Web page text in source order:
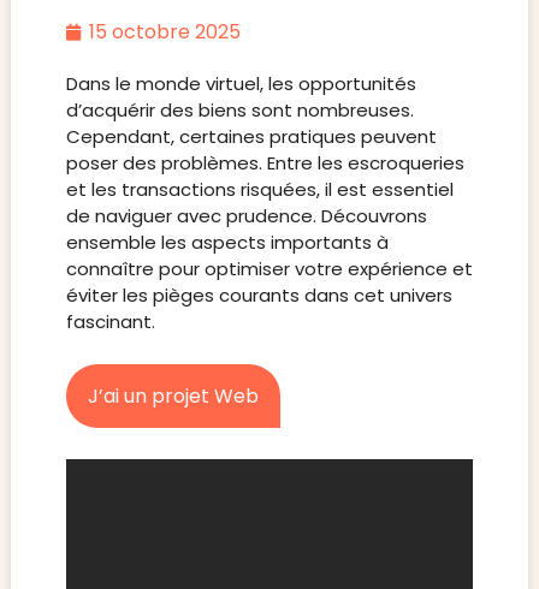
15 octobre 2025
Dans le monde virtuel, les opportunités
d’acquérir des biens sont nombreuses.
Cependant, certaines pratiques peuvent
poser des problèmes. Entre les escroqueries
et les transactions risquées, il est essentiel
de naviguer avec prudence. Découvrons
ensemble les aspects importants à
connaître pour optimiser votre expérience et
éviter les pièges courants dans cet univers
fascinant.
J’ai un projet Web